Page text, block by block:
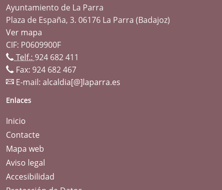
Ayuntamiento de La Parra
Plaza de España, 3. 06176 La Parra (Badajoz)
Ver mapa
CIF: P0609900F
Telf.: 924 682 411
Fax: 924 682 467
E-mail: alcaldia[@]laparra.es
Enlaces
Inicio
Contacte
Mapa web
Aviso legal
Accesibilidad